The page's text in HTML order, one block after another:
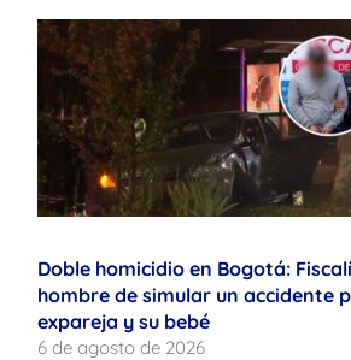
Doble homicidio en Bogotá:
hombre de simular un accidente
expareja y su bebé
6 de agosto de 2026